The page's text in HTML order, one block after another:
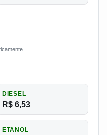
DIESEL
R$ 6,53
ETANOL